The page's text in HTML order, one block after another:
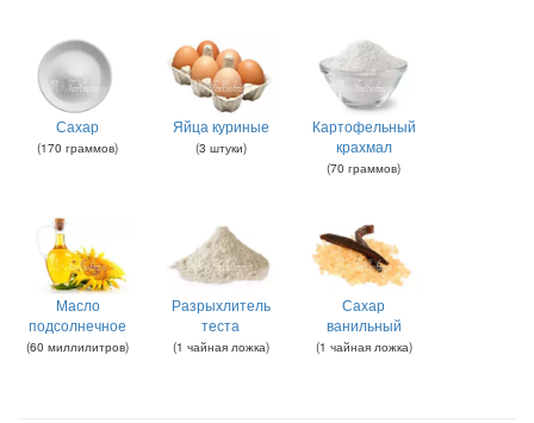
Сахар
(170 граммов)
Яйца куриные
(3 штуки)
Картофельный
крахмал
(70 граммов)
Масло
подсолнечное
(60 миллилитров)
Разрыхлитель
теста
(1 чайная ложка)
Сахар
ванильный
(1 чайная ложка)